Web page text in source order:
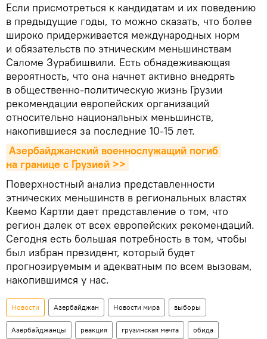
Если присмотреться к кандидатам и их поведению
в предыдущие годы, то можно сказать, что более
широко придерживается международных норм
и обязательств по этническим меньшинствам
Саломе Зурабишвили. Есть обнадеживающая
вероятность, что она начнет активно внедрять
в общественно-политическую жизнь Грузии
рекомендации европейских организаций
относительно национальных меньшинств,
накопившиеся за последние 10-15 лет.
Азербайджанский военнослужащий погиб
на границе с Грузией >>
Поверхностный анализ представленности
этнических меньшинств в региональных властях
Квемо Картли дает представление о том, что
регион далек от всех европейских рекомендаций.
Сегодня есть большая потребность в том, чтобы
был избран президент, который будет
прогнозируемым и адекватным по всем вызовам,
накопившимся у нас.
Новости Азербайджан Новости мира выборы
Азербайджанцы реакция грузинская мечта обида